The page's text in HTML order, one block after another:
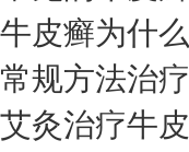
牛皮癣为什
常规方法治
艾灸治疗牛